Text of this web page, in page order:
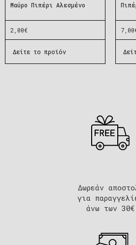
Μαύρο Πιπέρι Αλεσμένο
2,00€
Δείτε το προϊόν
7,00
Δωρεάν
για
άνω των 30€